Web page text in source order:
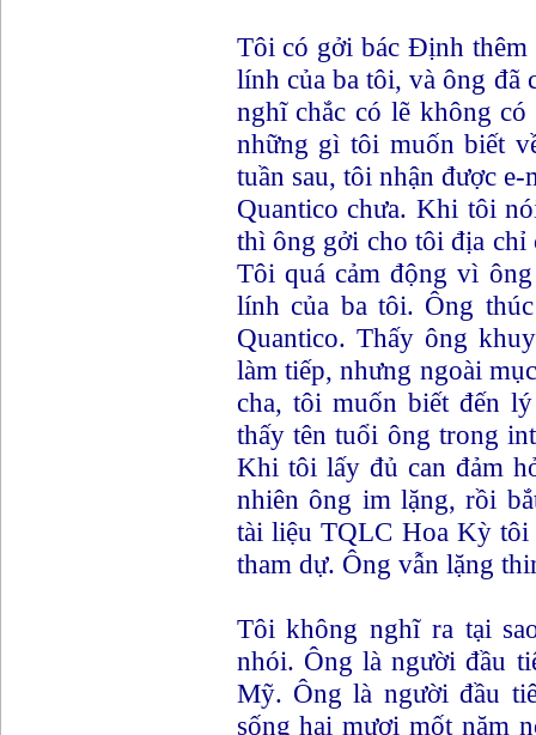
Tôi có gởi bác Định
lính của ba tôi, và ông
nghĩ chắc có lẽ không
những gì tôi muốn biết
tuần sau, tôi nhận được
Quantico chưa. Khi tôi
thì ông gởi cho tôi địa chỉ
Tôi quá cảm động vì
lính của ba tôi. Ông
Quantico. Thấy ông
làm tiếp, nhưng ngoài
cha, tôi muốn biết đến
thấy tên tuổi ông trong
Khi tôi lấy đủ can đảm
nhiên ông im lặng, rồi
tài liệu TQLC Hoa Kỳ tôi
tham dự. Ông vẫn lặng
Tôi không nghĩ ra tại
nhói. Ông là người đầu
Mỹ. Ông là người đầu
sống hai mươi mốt năm